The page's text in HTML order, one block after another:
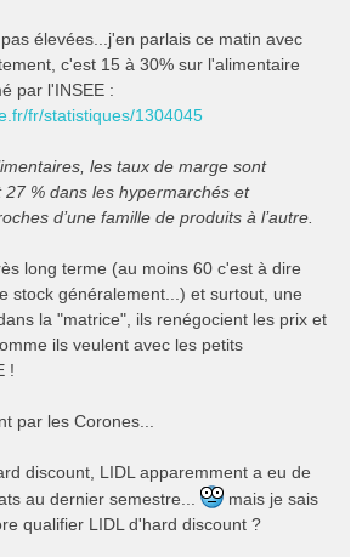
élevées...j'en parlais ce matin avec
c'est 15 à 30% sur l'alimentaire
par l'INSEE :
fr/statistiques/1304045
les taux de marge sont
% dans les hypermarchés et
d’une famille de produits à l’autre.
long terme (au moins 60 c'est à dire
stock généralement...) et surtout, une
la "matrice", ils renégocient les prix et
ils veulent avec les petits
!
par les Corones...
discount, LIDL apparemment a eu de
au dernier semestre...
mais je sais
qualifier LIDL d'hard discount ?